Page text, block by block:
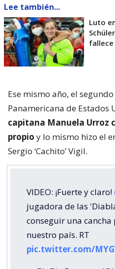
Lee también...
Luto
fallece
Ese mismo año, el
Panamericana de Estados
capitana Manuela Urroz
propio y lo mismo hizo el
Sergio ‘Cachito’ Vigil.
VIDEO: ¡Fuerte y claro!
jugadora de las
conseguir una
nuestro país. RT
pic.twitter.com/